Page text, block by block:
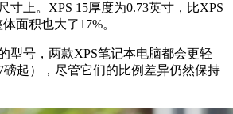
寸上。XPS 15厚度为0.73英寸，比XPS
面积也大了17%。
型号，两款XPS笔记本电脑都会更轻
磅起），尽管它们的比例差异仍然保持